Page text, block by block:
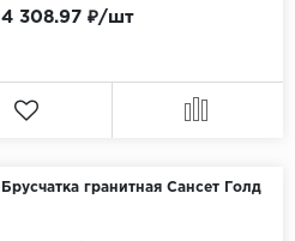
4 308.97 ₽/шт
Брусчатка гранитная Сансет Голд